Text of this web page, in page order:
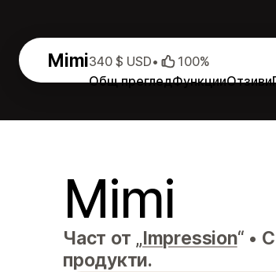
Mimi
Общ прегледФункцииОтзиви
340 $ USD• 100%
Mimi
Част от „Impression“ •
продукти.